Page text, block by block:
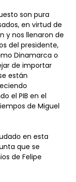
son pura
en virtud de
y nos llenaron de
del presidente,
Dinamarca o
de importar
están
el PIB en el
de Miguel
en esta
que se
de Felipe